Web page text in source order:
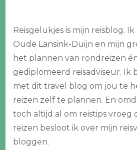
Reisgelukjes is mijn reisblog.
Oude Lansink-Duijn en mijn
het plannen van rondreizen
gediplomeerd reisadviseur. Ik
met dit travel blog om jou te
reizen zelf te plannen. En
toch altijd al om reistips vroeg
reizen besloot ik over mijn
bloggen.